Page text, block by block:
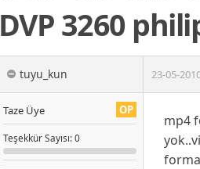
DVP 3260
tuyu_kun 23-05-
OP
Taze Üye
TeşekkürSayısı: 0
mp4